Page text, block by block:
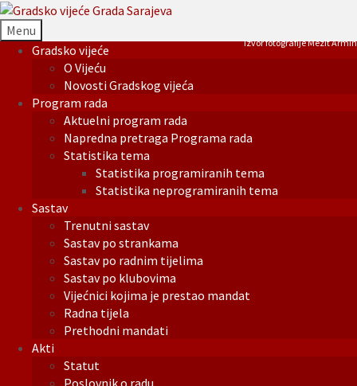
Menu
Gradsko vijeće
O Vijeću
Novosti Gradskog vijeća
Program rada
Aktuelni program rada
Napredna pretraga Programa rada
Statistika tema
Statistika programiranih tema
Statistika neprogramiranih tema
Sastav
Trenutni sastav
Sastav po strankama
Sastav po radnim tijelima
Sastav po klubovima
Vijećnici kojima je prestao mandat
Radna tijela
Prethodni mandati
Akti
Statut
Izvor fotografije Mezit Armin